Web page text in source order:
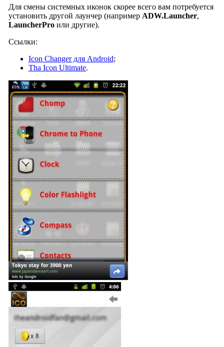
Для смены системных иконок скорее всего вам потребуется
установить другой лаунчер (например ADW.Launcher,
LauncherProили другие).
Ссылки:
Icon Changer для Android;
Tha Icon Ultimate.